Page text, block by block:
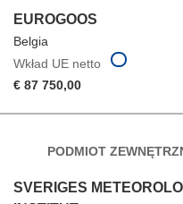
EUROGOOS
Belgia
Wkład UE netto
€ 87 750,00
PODMIOT
SVERIGES